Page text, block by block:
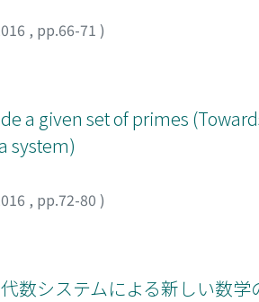
, pp.66-71 )
a given set of primes
system)
, pp.72-80 )
数システムによる新しい数学